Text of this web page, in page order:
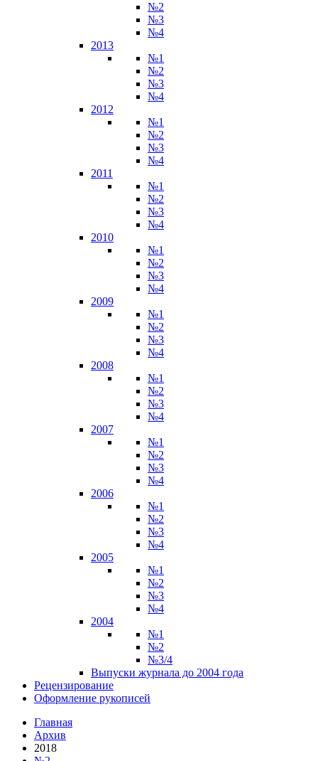
№2
№3
№4
2013
№1
№2
№3
№4
2012
№1
№2
№3
№4
2011
№1
№2
№3
№4
2010
№1
№2
№3
№4
2009
№1
№2
№3
№4
2008
№1
№2
№3
№4
2007
№1
№2
№3
№4
2006
№1
№2
№3
№4
2005
№1
№2
№3
№4
2004
№1
№2
№3/4
Выпуски журнала до 2004 года
Рецензирование
Оформление рукописей
Главная
Архив
2018